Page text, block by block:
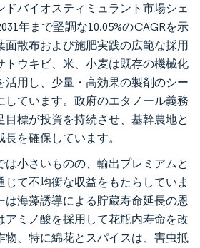
ドバイオスティミュラント市場シェ
年まで堅調な10.05%のCAGRを示
面散布および施肥実践の広範な採用
トウキビ、米、小麦は既存の機械化
活用し、少量・高効果の製剤のシー
しています。政府のエタノール義務
目標が投資を持続させ、基幹農地と
を確保しています。
は小さいものの、輸出プレミアムと
じて不均衡な収益をもたらしていま
は海藻誘導による貯蔵寿命延長の恩
アミノ酸を採用して花瓶内寿命を改
物、特に綿花とスパイスは、害虫抵